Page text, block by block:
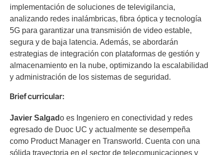
implementación de soluciones de televigilancia,
analizando redes inalámbricas, fibra óptica y tecnología
5G para garantizar una transmisión de video estable,
segura y de baja latencia. Además, se abordarán
estrategias de integración con plataformas de gestión y
almacenamiento en la nube, optimizando la escalabilidad
y administración de los sistemas de seguridad.
Brief curricular:
Javier Salgado es Ingeniero en conectividad y redes
egresado de Duoc UC y actualmente se desempeña
como Product Manager en Transworld. Cuenta con una
sólida trayectoria en el sector de telecomunicaciones y